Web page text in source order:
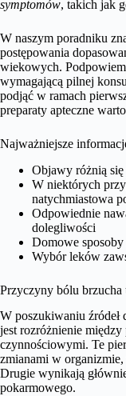
symptomów, takich jak
W naszym poradniku
postępowania
wiekowych.
wymagającą pilnej
podjąć w ramach
preparaty apteczne
Najważniejsze
Objawy różnią
W niektórych
natychmiastowa
Odpowiednie
dolegliwości
Domowe
Wybór leków
Przyczyny bólu brzucha
W poszukiwaniu
jest rozróżnienie
czynnościowymi. Te
zmianami w
Drugie wynikają
pokarmowego.